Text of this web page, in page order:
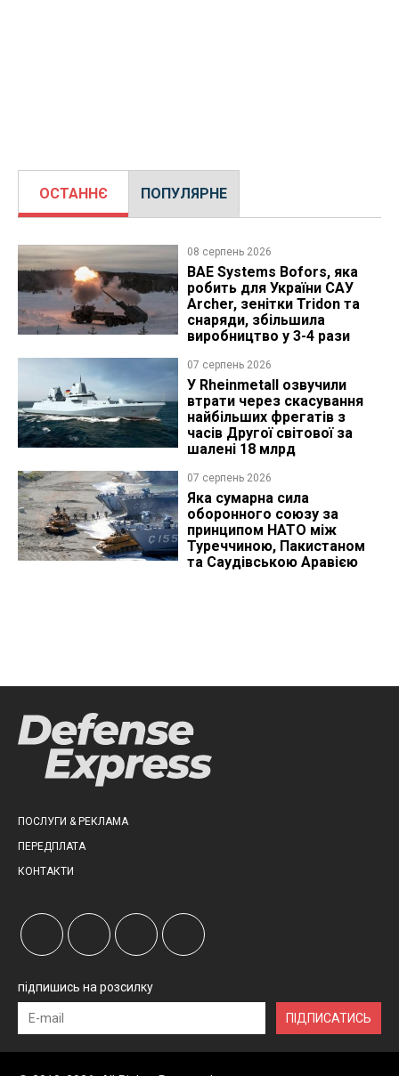
ОСТАННЄ ПОПУЛЯРНЕ
08 серпень 2026
BAE Systems Bofors, яка
робить для України САУ
Archer, зенітки Tridon та
снаряди, збільшила
виробництво у 3-4 рази
07 серпень 2026
У Rheinmetall озвучили
втрати через скасування
найбільших фрегатів з
часів Другої світової за
шалені 18 млрд
07 серпень 2026
Яка сумарна сила
оборонного союзу за
принципом НАТО між
Туреччиною, Пакистаном
та Саудівською Аравією
ПОСЛУГИ & РЕКЛАМА
ПЕРЕДПЛАТА
КОНТАКТИ
підпишись на розсилку
ПІДПИСАТИСЬ